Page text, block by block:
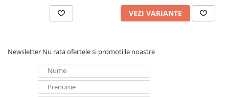
VEZI VARIANTE
Newsletter Nu rata ofertele si promotiile noastre